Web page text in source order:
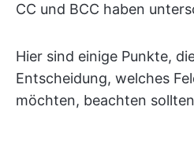
CC und BCC haben
Hier sind einige Punkte,
Entscheidung, welches
möchten, beachten